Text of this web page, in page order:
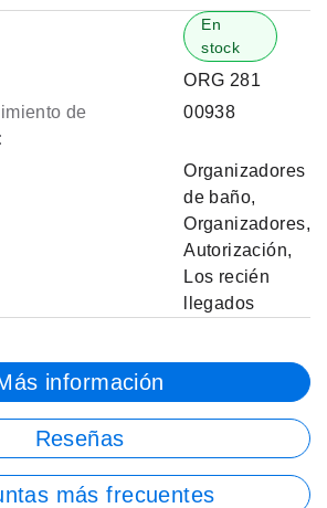
En
stock
ORG 281
de
00938
Organizadores
de baño,
Organizadores,
Autorización,
Los recién
llegados
información
Reseñas
más frecuentes